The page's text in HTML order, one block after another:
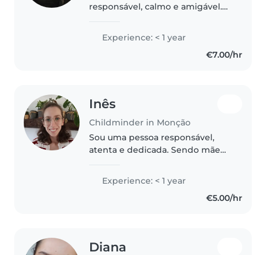
responsável, calmo e amigável.
escola e iniciei recentemente a
prestação de cuidados infantis.
Experience: < 1 year
€7.00/hr
Inês
Childminder in Monção
Sou uma pessoa responsável,
atenta e dedicada. Sendo mãe
experiência prática com rotinas,
cuidados e atenção constante.
Experience: < 1 year
€5.00/hr
Diana